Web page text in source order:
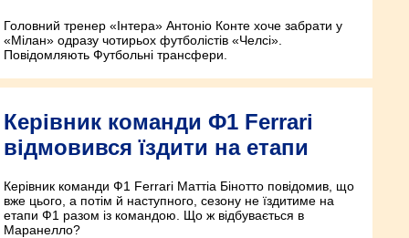
Головний тренер «Інтера» Антоніо Конте хоче забрати у
«Мілан» одразу чотирьох футболістів «Челсі».
Повідомляють Футбольні трансфери.
Керівник команди Ф1 Ferrari
відмовився їздити на етапи
Керівник команди Ф1 Ferrari Маттіа Бінотто повідомив, що
вже цього, а потім й наступного, сезону не їздитиме на
етапи Ф1 разом із командою. Що ж відбувається в
Маранелло?